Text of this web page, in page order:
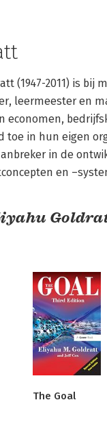
(1947-2011) is bij
leermeester en
economen,
toe in hun eigen
in de
en
The Goal